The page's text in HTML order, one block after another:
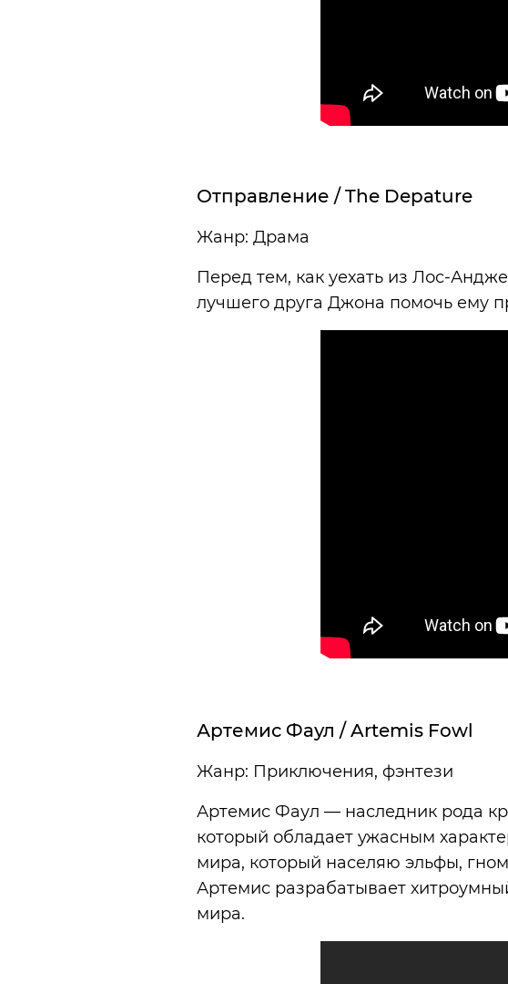
Отправление / The Depature
Жанр: Драма
Перед тем, как уехать из Лос-
лучшего друга Джона помочь ему
Артемис Фаул / Artemis Fowl
Жанр: Приключения, фэнтези
Артемис Фаул — наследник рода
который обладает ужасным
мира, который населяю эльфы,
Артемис разрабатывает
мира.